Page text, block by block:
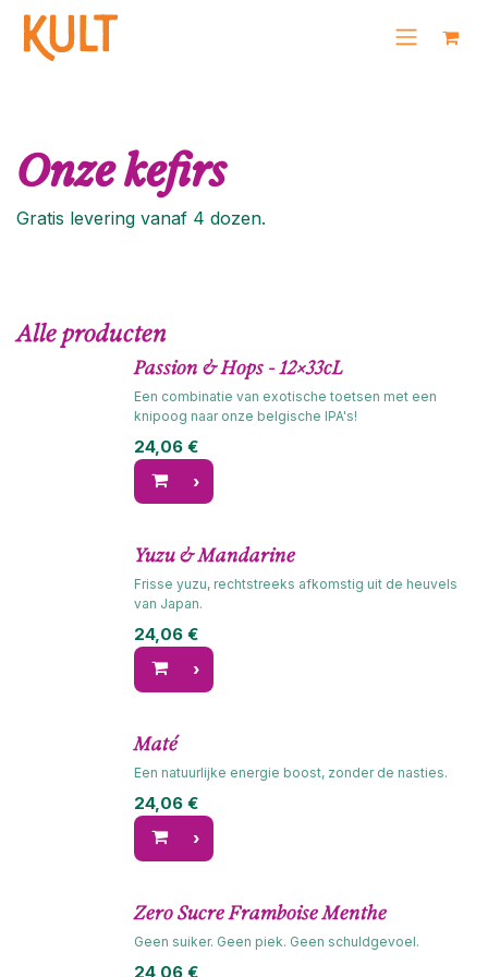
OVERSLAAN NAAR INHOUD
Onze kefirs
Gratis levering vanaf 4 dozen.
Alle producten
Passion & Hops - 12x33cL
Een combinatie van exotische toetsen met een
knipoog naar onze belgische IPA's!
24,06 €
Yuzu & Mandarine
Frisse yuzu, rechtstreeks afkomstig uit de heuvels
van Japan.
24,06 €
Maté
Een natuurlijke energie boost, zonder de nasties.
24,06 €
Zero Sucre Framboise Menthe
Geen suiker. Geen piek. Geen schuldgevoel.
24,06 €